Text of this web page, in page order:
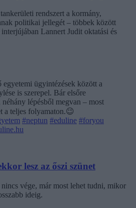
rendszert a kormány,
politikai jellegét – többek között
Lannert Judit oktatási és
egyetemi ügyintézések között a
is szerepel. Bár elsőre
lépésből megvan – most
a teljes folyamaton.😉
#neptun #eduline #foryou
lesz az őszi szünet
vége, már most lehet tudni, mikor
ideig.